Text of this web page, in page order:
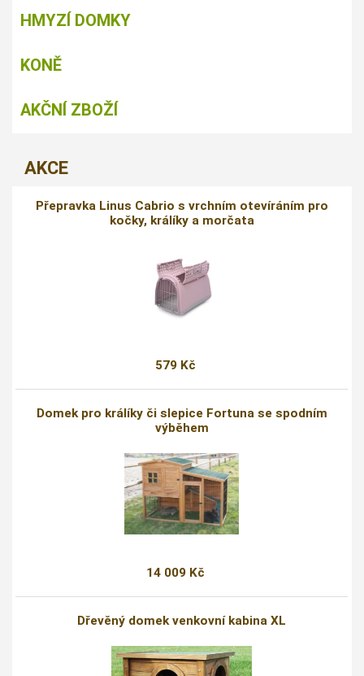
HMYZÍ DOMKY
KONĚ
AKČNÍ ZBOŽÍ
AKCE
Přepravka Linus Cabrio s vrchním otevíráním pro
kočky, králíky a morčata
579 Kč
Domek pro králíky či slepice Fortuna se spodním
výběhem
14 009 Kč
Dřevěný domek venkovní kabina XL